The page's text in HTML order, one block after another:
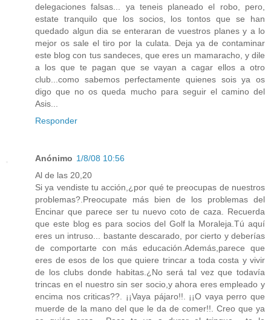
delegaciones falsas... ya teneis planeado el robo, pero,
estate tranquilo que los socios, los tontos que se han
quedado algun dia se enteraran de vuestros planes y a lo
mejor os sale el tiro por la culata. Deja ya de contaminar
este blog con tus sandeces, que eres un mamaracho, y dile
a los que te pagan que se vayan a cagar ellos a otro
club...como sabemos perfectamente quienes sois ya os
digo que no os queda mucho para seguir el camino del
Asis...
Responder
Anónimo 1/8/08 10:56
Al de las 20,20
Si ya vendiste tu acción,¿por qué te preocupas de nuestros
problemas?.Preocupate más bien de los problemas del
Encinar que parece ser tu nuevo coto de caza. Recuerda
que este blog es para socios del Golf la Moraleja.Tú aquí
eres un intruso... bastante descarado, por cierto y deberías
de comportarte con más educación.Además,parece que
eres de esos de los que quiere trincar a toda costa y vivir
de los clubs donde habitas.¿No será tal vez que todavía
trincas en el nuestro sin ser socio,y ahora eres empleado y
encima nos criticas??. ¡¡Vaya pájaro!!. ¡¡O vaya perro que
muerde de la mano del que le da de comer!!. Creo que ya